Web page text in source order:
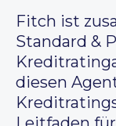
Fitch ist
Standard &
diesen